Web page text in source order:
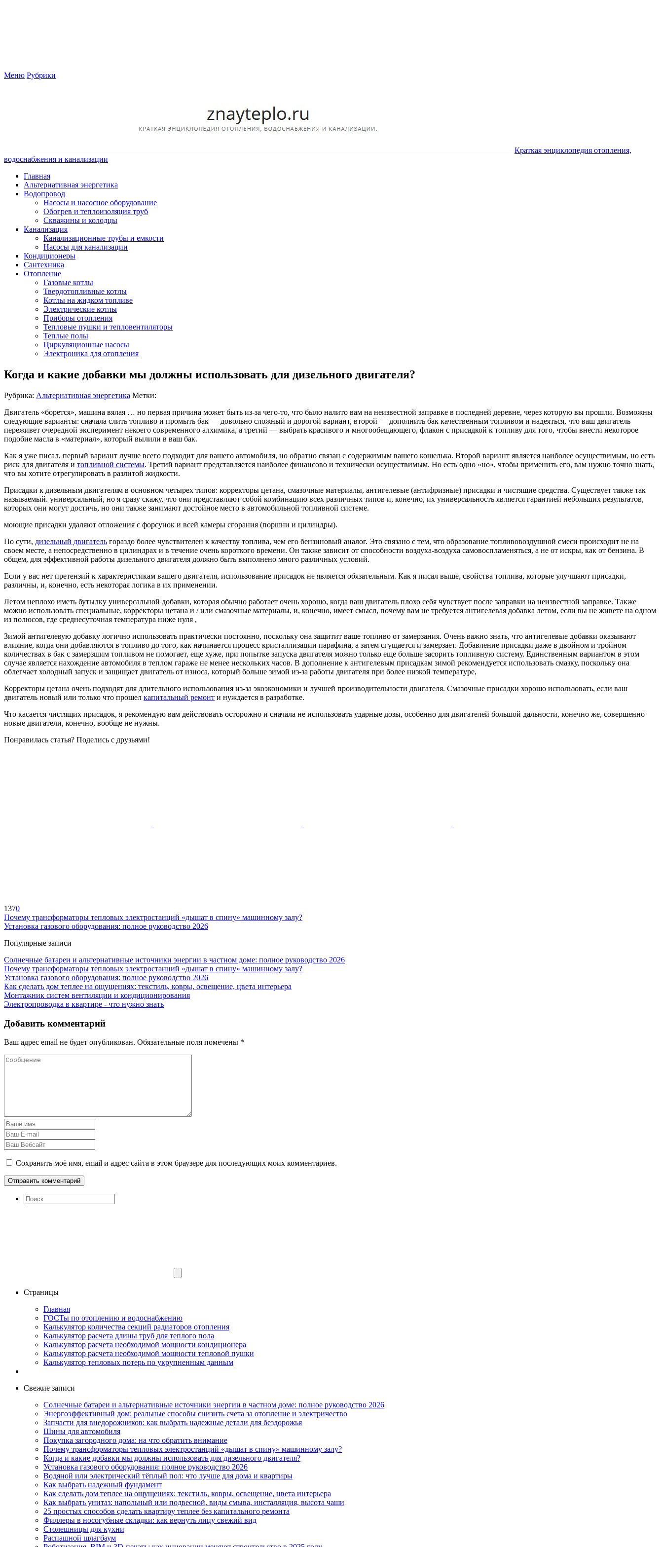
Меню Рубрики
Краткая энциклопедия отопления,
водоснабжения и канализации
Главная
Альтернативная энергетика
Водопровод
Насосы и насосное оборудование
Обогрев и теплоизоляция труб
Скважины и колодцы
Канализация
Канализационные трубы и емкости
Насосы для канализации
Кондиционеры
Сантехника
Отопление
Газовые котлы
Твердотопливные котлы
Котлы на жидком топливе
Электрические котлы
Приборы отопления
Тепловые пушки и тепловентиляторы
Теплые полы
Циркуляционные насосы
Электроника для отопления
Когда и какие добавки мы должны использовать для дизельного двигателя?
Рубрика: Альтернативная энергетика Метки:
Двигатель «борется», машина вялая … но первая причина может быть из-за чего-то, что было налито вам на неизвестной заправке в последней деревне, через которую вы прошли. Возможны
следующие варианты: сначала слить топливо и промыть бак — довольно сложный и дорогой вариант, второй — дополнить бак качественным топливом и надеяться, что ваш двигатель
переживет очередной эксперимент некоего современного алхимика, а третий — выбрать красивого и многообещающего, флакон с присадкой к топливу для того, чтобы внести некоторое
подобие масла в «материал», который вылили в ваш бак.
Как я уже писал, первый вариант лучше всего подходит для вашего автомобиля, но обратно связан с содержимым вашего кошелька. Второй вариант является наиболее осуществимым, но есть
риск для двигателя и топливной системы. Третий вариант представляется наиболее финансово и технически осуществимым. Но есть одно «но», чтобы применить его, вам нужно точно знать,
что вы хотите отрегулировать в разлитой жидкости.
Присадки к дизельным двигателям в основном четырех типов: корректоры цетана, смазочные материалы, антигелевые (антифризные) присадки и чистящие средства. Существует также так
называемый. универсальный, но я сразу скажу, что они представляют собой комбинацию всех различных типов и, конечно, их универсальность является гарантией небольших результатов,
которых они могут достичь, но они также занимают достойное место в автомобильной топливной системе.
моющие присадки удаляют отложения с форсунок и всей камеры сгорания (поршни и цилиндры).
По сути, дизельный двигатель гораздо более чувствителен к качеству топлива, чем его бензиновый аналог. Это связано с тем, что образование топливовоздушной смеси происходит не на
своем месте, а непосредственно в цилиндрах и в течение очень короткого времени. Он также зависит от способности воздуха-воздуха самовоспламеняться, а не от искры, как от бензина. В
общем, для эффективной работы дизельного двигателя должно быть выполнено много различных условий.
Если у вас нет претензий к характеристикам вашего двигателя, использование присадок не является обязательным. Как я писал выше, свойства топлива, которые улучшают присадки,
различны, и, конечно, есть некоторая логика в их применении.
Летом неплохо иметь бутылку универсальной добавки, которая обычно работает очень хорошо, когда ваш двигатель плохо себя чувствует после заправки на неизвестной заправке. Также
можно использовать специальные, корректоры цетана и / или смазочные материалы, и, конечно, имеет смысл, почему вам не требуется антигелевая добавка летом, если вы не живете на одном
из полюсов, где среднесуточная температура ниже нуля ,
Зимой антигелевую добавку логично использовать практически постоянно, поскольку она защитит ваше топливо от замерзания. Очень важно знать, что антигелевые добавки оказывают
влияние, когда они добавляются в топливо до того, как начинается процесс кристаллизации парафина, а затем сгущается и замерзает. Добавление присадки даже в двойном и тройном
количествах в бак с замерзшим топливом не помогает, еще хуже, при попытке запуска двигателя можно только еще больше засорить топливную систему. Единственным вариантом в этом
случае является нахождение автомобиля в теплом гараже не менее нескольких часов. В дополнение к антигелевым присадкам зимой рекомендуется использовать смазку, поскольку она
облегчает холодный запуск и защищает двигатель от износа, который больше зимой из-за работы двигателя при более низкой температуре,
Корректоры цетана очень подходят для длительного использования из-за экоэкономики и лучшей производительности двигателя. Смазочные присадки хорошо использовать, если ваш
двигатель новый или только что прошел капитальный ремонт и нуждается в разработке.
Что касается чистящих присадок, я рекомендую вам действовать осторожно и сначала не использовать ударные дозы, особенно для двигателей большой дальности, конечно же, совершенно
новые двигатели, конечно, вообще не нужны.
Понравилась статья? Поделись с друзьями!
1370
Почему трансформаторы тепловых электростанций «дышат в спину» машинному залу?
Установка газового оборудования: полное руководство 2026
Популярные записи
Солнечные батареи и альтернативные источники энергии в частном доме: полное руководство 2026
Почему трансформаторы тепловых электростанций «дышат в спину» машинному залу?
Установка газового оборудования: полное руководство 2026
Как сделать дом теплее на ощущениях: текстиль, ковры, освещение, цвета интерьера
Монтажник систем вентиляции и кондиционирования
Электропроводка в квартире - что нужно знать
Добавить комментарий
Ваш адрес email не будет опубликован. Обязательные поля помечены *
Сохранить моё имя, email и адрес сайта в этом браузере для последующих моих комментариев.
Страницы
Главная
ГОСТы по отоплению и водоснабжению
Калькулятор количества секций радиаторов отопления
Калькулятор расчета длины труб для теплого пола
Калькулятор расчета необходимой мощности кондиционера
Калькулятор расчета необходимой мощности тепловой пушки
Калькулятор тепловых потерь по укрупненным данным
Свежие записи
Солнечные батареи и альтернативные источники энергии в частном доме: полное руководство 2026
Энергоэффективный дом: реальные способы снизить счета за отопление и электричество
Запчасти для внедорожников: как выбрать надежные детали для бездорожья
Шины для автомобиля
Покупка загородного дома: на что обратить внимание
Почему трансформаторы тепловых электростанций «дышат в спину» машинному залу?
Когда и какие добавки мы должны использовать для дизельного двигателя?
Установка газового оборудования: полное руководство 2026
Водяной или электрический тёплый пол: что лучше для дома и квартиры
Как выбрать надежный фундамент
Как сделать дом теплее на ощущениях: текстиль, ковры, освещение, цвета интерьера
Как выбрать унитаз: напольный или подвесной, виды смыва, инсталляция, высота чаши
25 простых способов сделать квартиру теплее без капитального ремонта
Филлеры в носогубные складки: как вернуть лицу свежий вид
Столешницы для кухни
Распашной шлагбаум